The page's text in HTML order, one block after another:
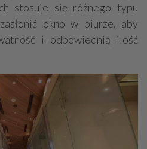
stosuje się różnego typu
okno w biurze, aby
i odpowiednią ilość